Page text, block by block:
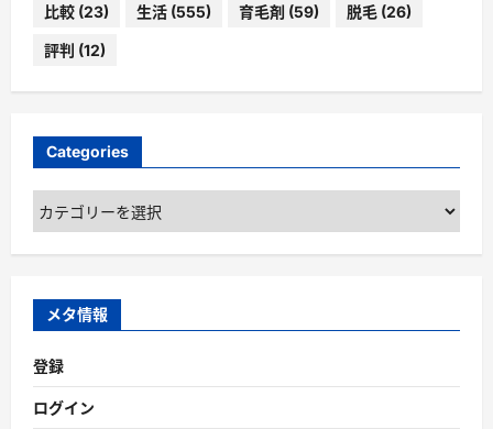
比較 (23) 生活 (555) 育毛剤 (59) 脱毛 (26)
評判 (12)
Categories
Categories
メタ情報
登録
ログイン